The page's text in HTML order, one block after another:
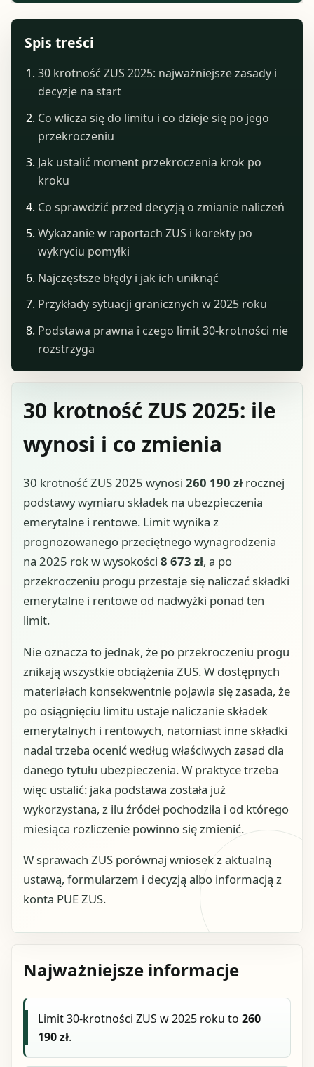
30 krotność ZUS 2025: ile
wynosi i co zmienia
30 krotność ZUS 2025 wynosi 260 190 zł rocznej
podstawy wymiaru składek na ubezpieczenia
emerytalne i rentowe. Limit wynika z
prognozowanego przeciętnego wynagrodzenia
na 2025 rok w wysokości 8 673 zł, a po
przekroczeniu progu przestaje się naliczać składki
emerytalne i rentowe od nadwyżki ponad ten
limit.
Nie oznacza to jednak, że po przekroczeniu progu
znikają wszystkie obciążenia ZUS. W dostępnych
materiałach konsekwentnie pojawia się zasada, że
po osiągnięciu limitu ustaje naliczanie składek
emerytalnych i rentowych, natomiast inne składki
nadal trzeba ocenić według właściwych zasad dla
danego tytułu ubezpieczenia. W praktyce trzeba
więc ustalić: jaka podstawa została już
wykorzystana, z ilu źródeł pochodziła i od którego
miesiąca rozliczenie powinno się zmienić.
W sprawach ZUS porównaj wniosek z aktualną
ustawą, formularzem i decyzją albo informacją z
konta PUE ZUS.
Najważniejsze informacje
Limit 30-krotności ZUS w 2025 roku to260
190 zł.
Spis treści
30 krotność ZUS 2025: najważniejsze zasady i
decyzje na start
Co wlicza się do limitu i co dzieje się po jego
przekroczeniu
Jak ustalić moment przekroczenia krok po
kroku
Co sprawdzić przed decyzją o zmianie naliczeń
Wykazanie w raportach ZUS i korekty po
wykryciu pomyłki
Najczęstsze błędy i jak ich uniknąć
Przykłady sytuacji granicznych w 2025 roku
Podstawa prawna i czego limit 30-krotności nie
rozstrzyga